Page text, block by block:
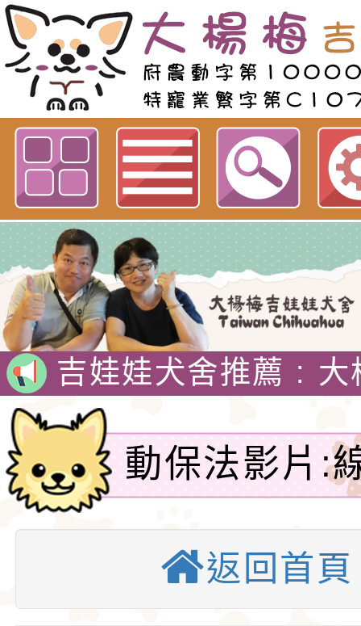
歡迎參觀：線上影音類型：
吉娃娃專賣店 : 大楊
犬舍 。
吉娃娃犬舍推薦 : 大
娃犬舍
4月30日出生的小朋
吉娃娃有堅韌的意
警惕，動作迅速，以
格和嬌小的體型廣受
愛。吉娃娃犬犬不
小型玩具犬，同時也
1890年，墨西哥總
娃娃藏在花束裡，送
后阿德麗娜‧芭蒂
Patti），後者對外
吉娃娃專賣店 : 大楊
犬舍 。
吉娃娃犬舍推薦 :
娃犬舍
4月30日出生的小朋
動保法影片:
類型：
音-吉娃娃
返回首頁